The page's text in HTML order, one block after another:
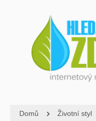
Domů Životní styl